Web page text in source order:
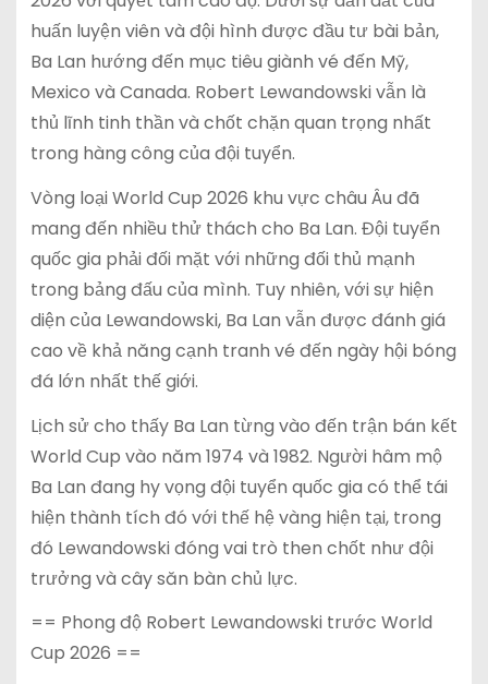
huấn luyện viên và đội hình được đầu tư bài bản,
Ba Lan hướng đến mục tiêu giành vé đến Mỹ,
Mexico và Canada. Robert Lewandowski vẫn là
thủ lĩnh tinh thần và chốt chặn quan trọng nhất
trong hàng công của đội tuyển.
Vòng loại World Cup 2026 khu vực châu Âu đã
mang đến nhiều thử thách cho Ba Lan. Đội tuyển
quốc gia phải đối mặt với những đối thủ mạnh
trong bảng đấu của mình. Tuy nhiên, với sự hiện
diện của Lewandowski, Ba Lan vẫn được đánh giá
cao về khả năng cạnh tranh vé đến ngày hội bóng
đá lớn nhất thế giới.
Lịch sử cho thấy Ba Lan từng vào đến trận bán kết
World Cup vào năm 1974 và 1982. Người hâm mộ
Ba Lan đang hy vọng đội tuyển quốc gia có thể tái
hiện thành tích đó với thế hệ vàng hiện tại, trong
đó Lewandowski đóng vai trò then chốt như đội
trưởng và cây săn bàn chủ lực.
== Phong độ Robert Lewandowski trước World
Cup 2026 ==